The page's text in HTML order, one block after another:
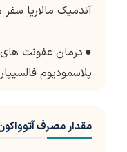
آندمیک مالاریا
● درمان عفونت های
پلاسمودیوم
مقدار مصرف